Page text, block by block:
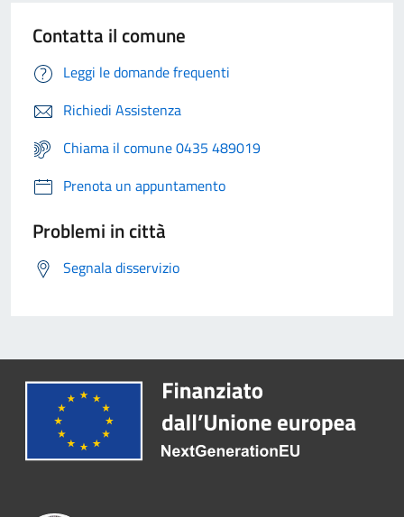
Contatta il comune
Leggi le domande frequenti
Richiedi Assistenza
Chiama il comune 0435 489019
Prenota un appuntamento
Problemi in città
Segnala disservizio